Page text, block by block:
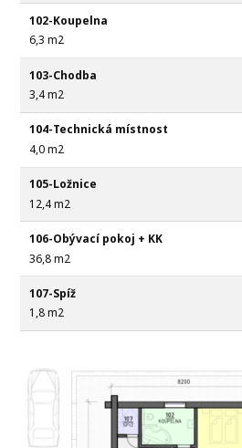
102-Koupelna
6,3 m2
103-Chodba
3,4 m2
104-Technická místnost
4,0 m2
105-Ložnice
12,4 m2
106-Obývací pokoj + KK
36,8 m2
107-Spíž
1,8 m2